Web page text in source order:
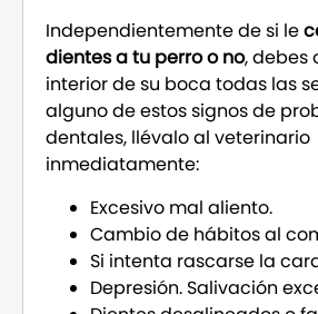
Independientemente de si le
dientes a tu perro o no, debes
interior de su boca todas las
alguno de estos signos de
dentales, llévalo al veterinario
inmediatamente:
Excesivo mal aliento.
Cambio de hábitos al
Si intenta rascarse la
Depresión. Salivación